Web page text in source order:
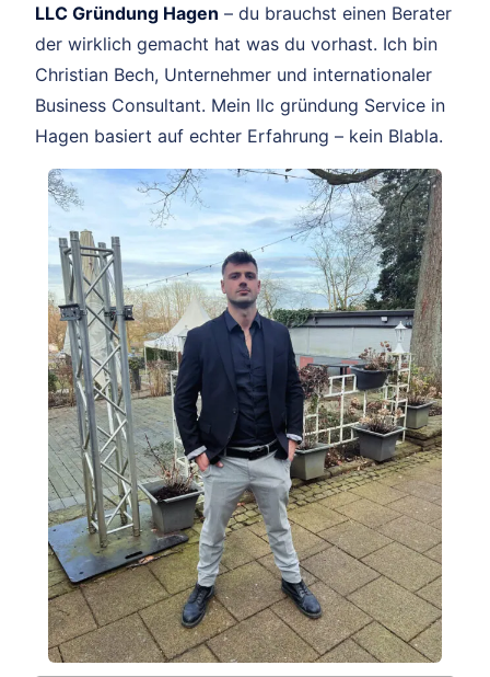
LLC Gründung Hagen – du brauchst einen Berater
der wirklich gemacht hat was du vorhast. Ich bin
Christian Bech, Unternehmer und internationaler
Business Consultant. Mein llc gründung Service in
Hagen basiert auf echter Erfahrung – kein Blabla.